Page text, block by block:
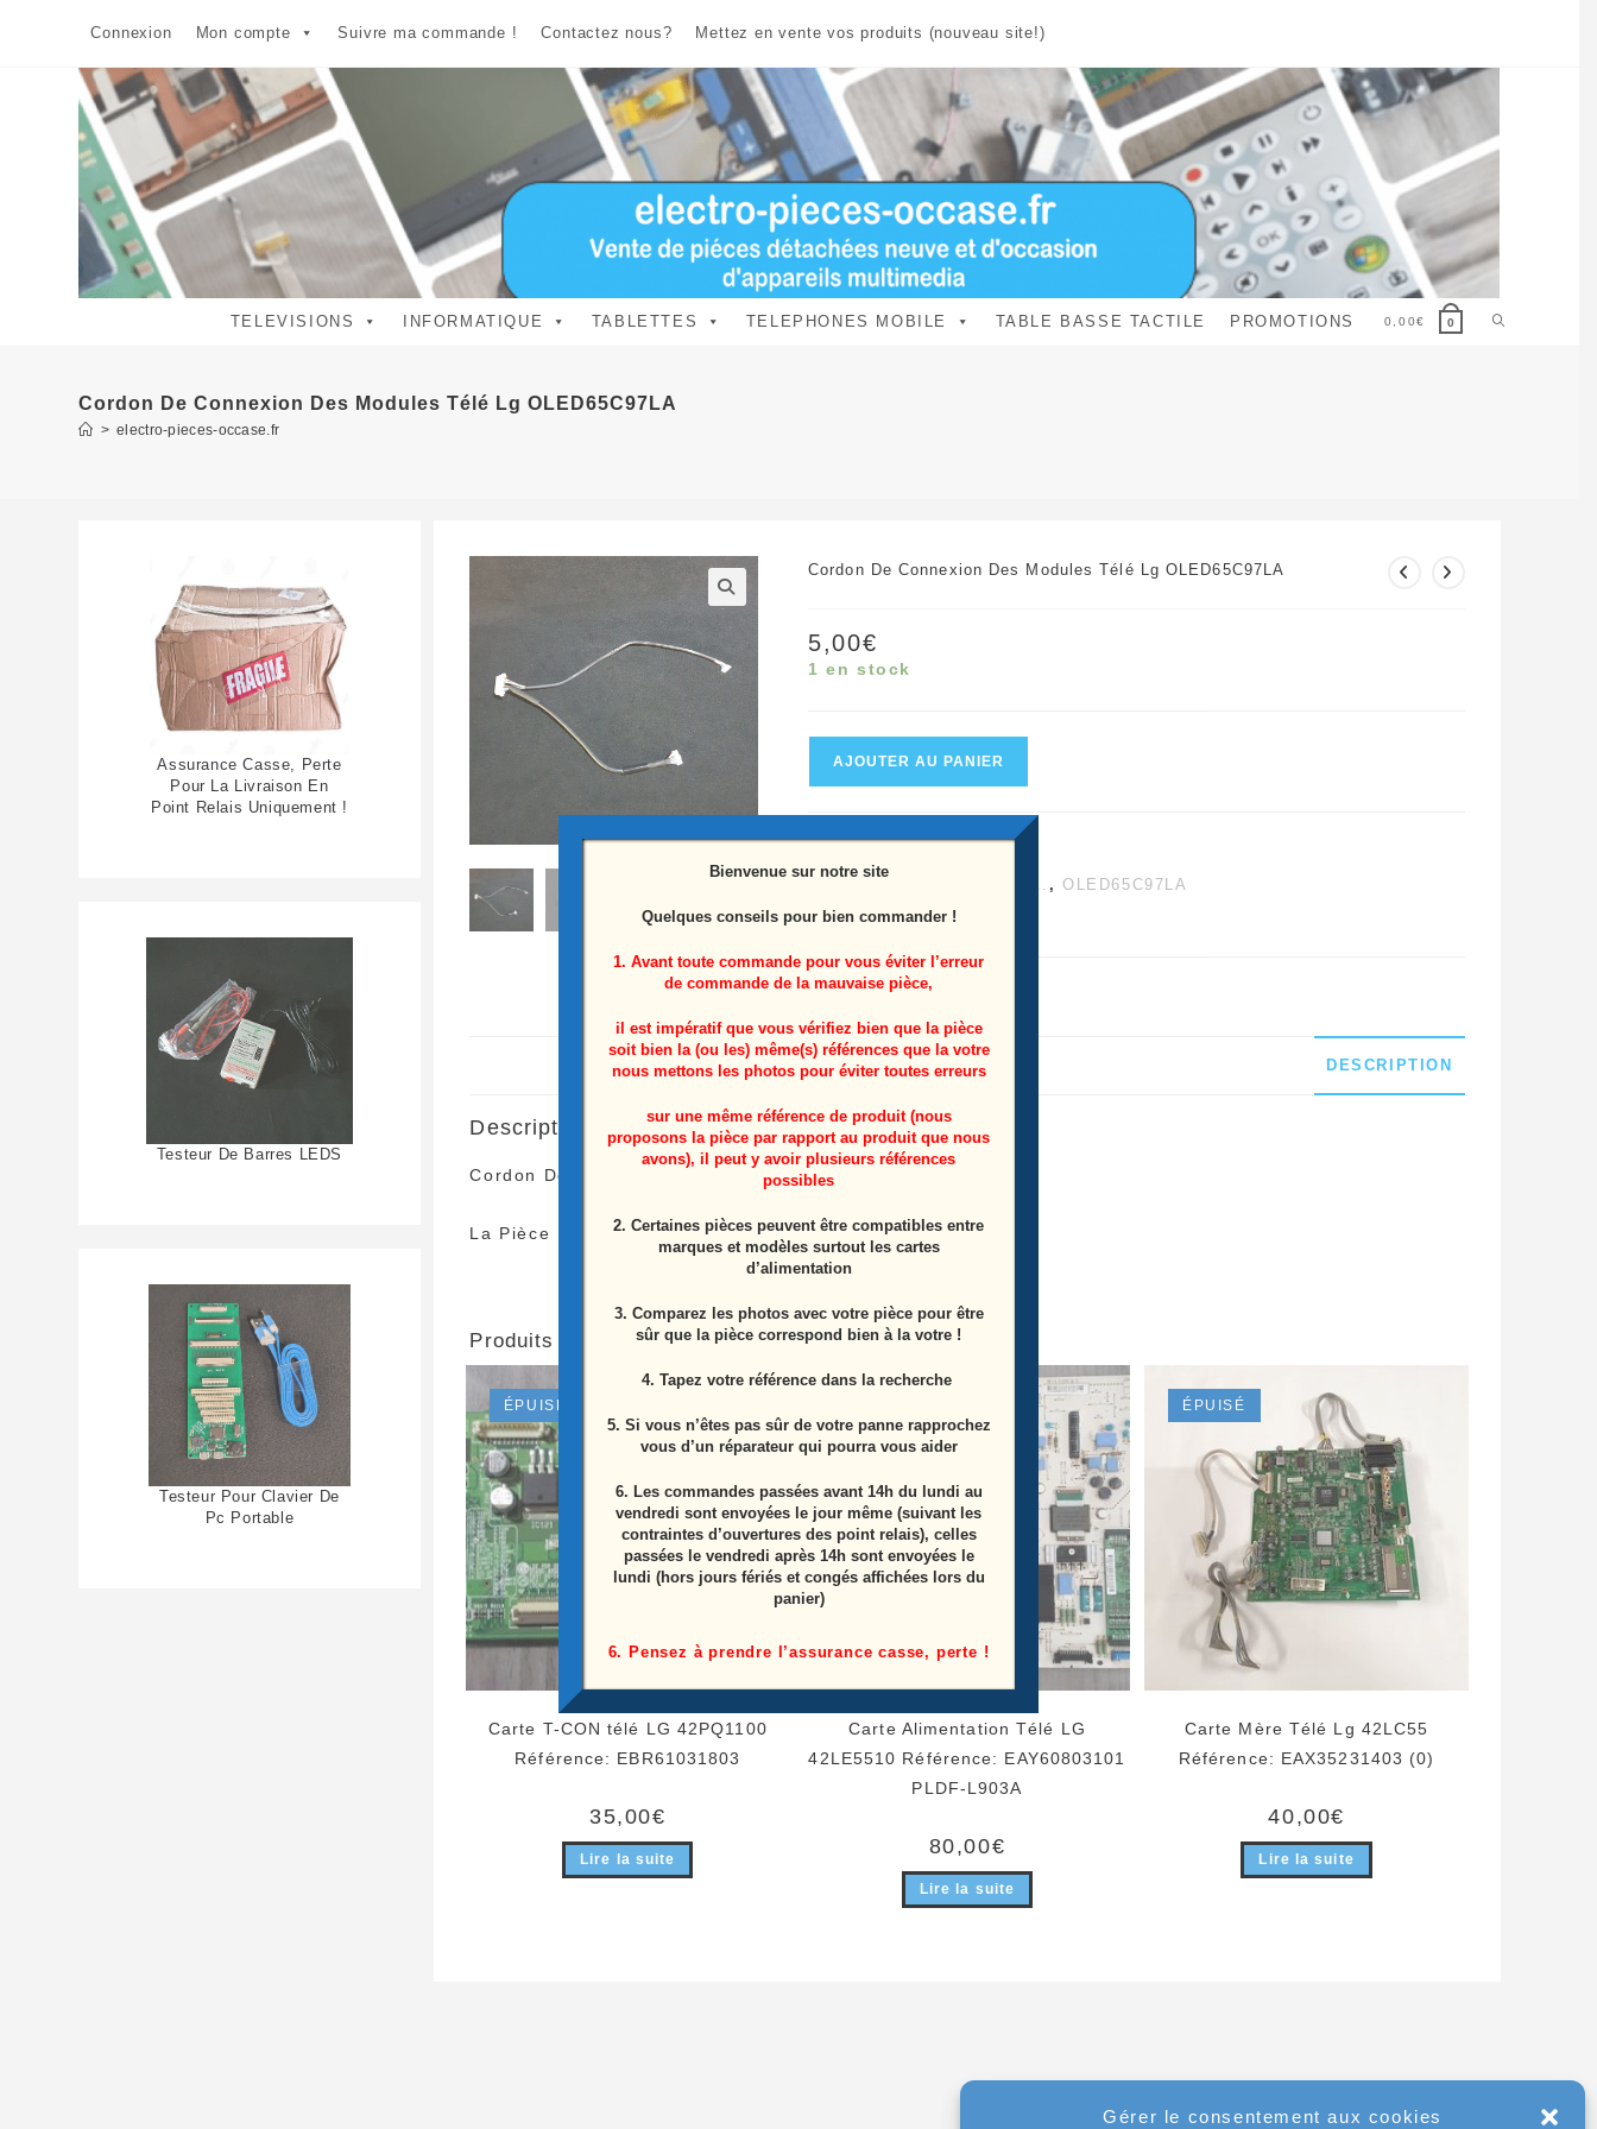
Gérer le consentement aux cookies
Connexion Mon compte Suivre ma commande ! Contactez nous? Mettez en vente vos produits (nouveau site!)
TELEVISIONS INFORMATIQUE TABLETTES TELEPHONES MOBILE TABLE BASSE TACTILE PROMOTIONS 0,00€ 0 Toggle
Cordon De Connexion Des Modules Télé Lg OLED65C97LA
> electro-pieces-occase.fr
Cordon De Connexion Des Modules Télé Lg OLED65C97LA
5,00€
1 en stock
quantité
de
Cordon
Des
Modules
Télé
Lg
OLED65C97LA
AJOUTER AU PANIER
OLED65... , OLED65C97LA
Étiquette :OLED65C97LA
DESCRIPTION
Description
Cordon De Connexion Des Modules Télé Lg
La Pièce Proviens D’une Télé Écran Casser
Produits similaires
ÉPUISÉ
Carte T-CON télé LG 42PQ1100
Référence: EBR61031803
35,00€
Lire la suite
Carte Alimentation Télé LG
42LE5510 Référence: EAY60803101
PLDF-L903A
80,00€
Lire la suite
ÉPUISÉ
Carte Mère Télé Lg 42LC55
Référence: EAX35231403 (0)
40,00€
Lire la suite
Assurance Casse, Perte
Pour La Livraison En
Point Relais Uniquement !
Testeur De Barres LEDS
Testeur Pour Clavier De
Pc Portable
Bienvenue sur notre site
Quelques conseils pour bien commander !
1. Avant toute commande pour vous éviter l’erreur
de commande de la mauvaise pièce,
il est impératif que vous vérifiez bien que la pièce
soit bien la (ou les) même(s) références que la votre
nous mettons les photos pour éviter toutes erreurs
sur une même référence de produit (nous
proposons la pièce par rapport au produit que nous
avons), il peut y avoir plusieurs références
possibles
2. Certaines pièces peuvent être compatibles entre
marques et modèles surtout les cartes
d’alimentation
3. Comparez les photos avec votre pièce pour être
sûr que la pièce correspond bien à la votre !
4. Tapez votre référence dans la recherche
5. Si vous n’êtes pas sûr de votre panne rapprochez
vous d’un réparateur qui pourra vous aider
6. Les commandes passées avant 14h du lundi au
vendredi sont envoyées le jour même (suivant les
contraintes d’ouvertures des point relais), celles
passées le vendredi après 14h sont envoyées le
lundi (hors jours fériés et congés affichées lors du
panier)
6. Pensez à prendre l’assurance casse, perte !